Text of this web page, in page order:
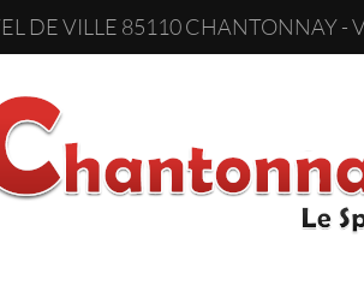
DE VILLE 85110 CHANTONNAY -